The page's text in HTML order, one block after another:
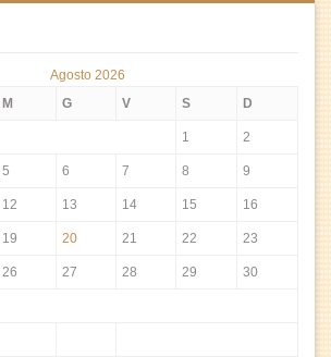
Agosto 2026
M G V S D
1 2
5 6 7 8 9
12 13 14 15 16
19 20 21 22 23
26 27 28 29 30